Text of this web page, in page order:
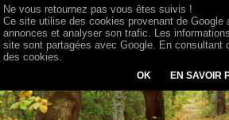
Ne vous retournez pas vous êtes suivis !
Ce site utilise des cookies provenant de Google
annonces et analyser son trafic. Les
site sont partagées avec Google. En
des cookies.
OK EN SAVOIR